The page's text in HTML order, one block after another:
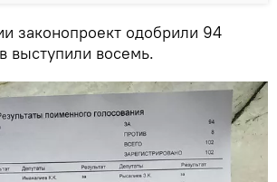
законопроект одобрили 94
выступили восемь.